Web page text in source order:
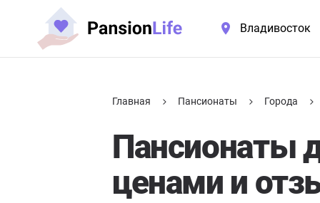
Владивосток
Главная Пансионаты Города
Пансионаты
ценами и